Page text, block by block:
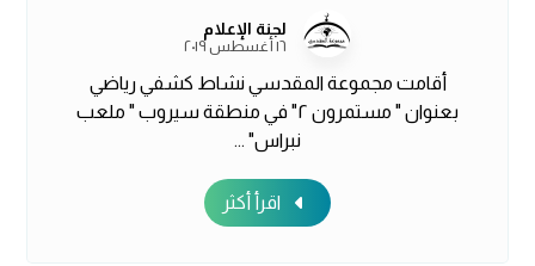
لجنة الإعلام
١٦ أغسطس ٢٠١٩
أقامت مجموعة المقدسي نشاط كشفي رياضي
بعنوان " مستمرون ٢" في منطقة سيروب " ملعب
نبراس" ...
اقرأ أكثر